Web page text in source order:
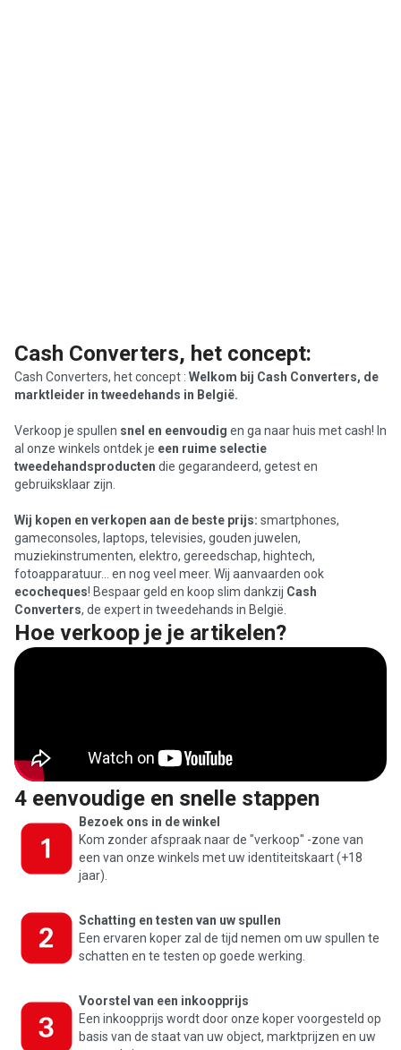
Cash Converters, het concept:
Cash Converters, het concept : Welkom bij Cash Converters, de
marktleider in tweedehands in België.
Verkoop je spullen snel en eenvoudig en ga naar huis met cash! In
al onze winkels ontdek je een ruime selectie
tweedehandsproducten die gegarandeerd, getest en
gebruiksklaar zijn.
Wij kopen en verkopen aan de beste prijs: smartphones,
gameconsoles, laptops, televisies, gouden juwelen,
muziekinstrumenten, elektro, gereedschap, hightech,
fotoapparatuur… en nog veel meer. Wij aanvaarden ook
ecocheques! Bespaar geld en koop slim dankzij Cash
Converters, de expert in tweedehands in België.
Hoe verkoop je je artikelen?
4 eenvoudige en snelle stappen
Bezoek ons in de winkel
Kom zonder afspraak naar de "verkoop" -zone van
een van onze winkels met uw identiteitskaart (+18
jaar).
Schatting en testen van uw spullen
Een ervaren koper zal de tijd nemen om uw spullen te
schatten en te testen op goede werking.
Voorstel van een inkoopprijs
Een inkoopprijs wordt door onze koper voorgesteld op
basis van de staat van uw object, marktprijzen en uw